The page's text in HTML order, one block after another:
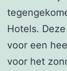
Hotels.
voor een
voor het